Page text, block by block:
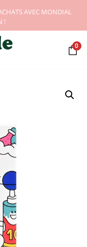
AVEC MONDIAL
!
0